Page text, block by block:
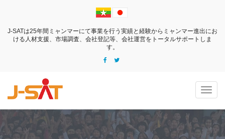
J-SATは25年間ミャンマーにて事業を行う実績と経験からミャンマー進出にお
ける 人材支援、市場調査、会社登記等、会社運営をトータルサポートしま
す。